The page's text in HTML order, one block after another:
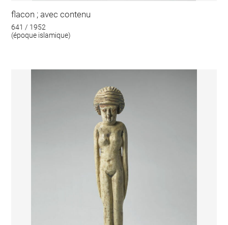
flacon ; avec contenu
641 / 1952
(époque islamique)